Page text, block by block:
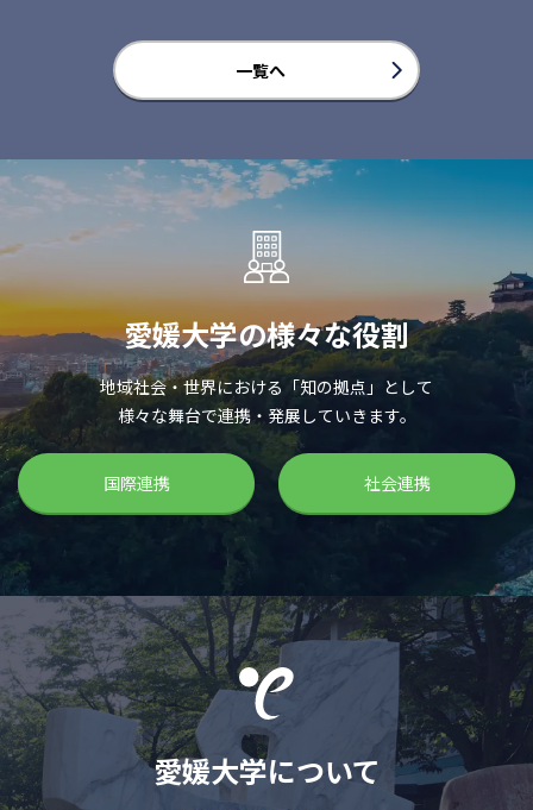
一覧へ
愛媛大学の様々な役割
地域社会・世界における「知の拠点」として
様々な舞台で連携・発展していきます。
国際連携 社会連携
愛媛大学について